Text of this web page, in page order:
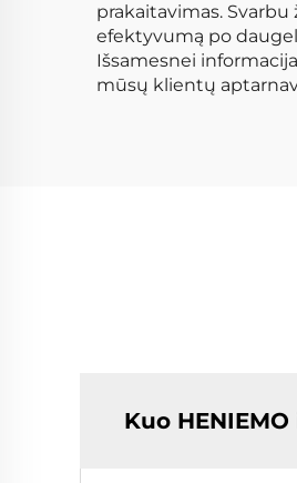
prakaitavimas.
efektyvumą po
Išsamesnei
mūsų klientų
Kuo